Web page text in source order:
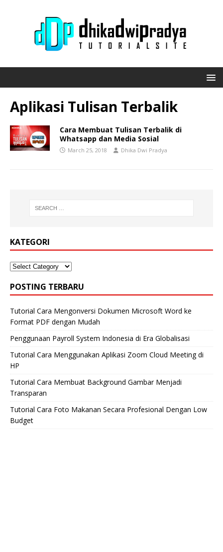
Aplikasi Tulisan Terbalik
Cara Membuat Tulisan Terbalik di
Whatsapp dan Media Sosial
March 25, 2018 Dhika Dwi Pradya
KATEGORI
POSTING TERBARU
Tutorial Cara Mengonversi Dokumen Microsoft Word ke
Format PDF dengan Mudah
Penggunaan Payroll System Indonesia di Era Globalisasi
Tutorial Cara Menggunakan Aplikasi Zoom Cloud Meeting di
HP
Tutorial Cara Membuat Background Gambar Menjadi
Transparan
Tutorial Cara Foto Makanan Secara Profesional Dengan Low
Budget